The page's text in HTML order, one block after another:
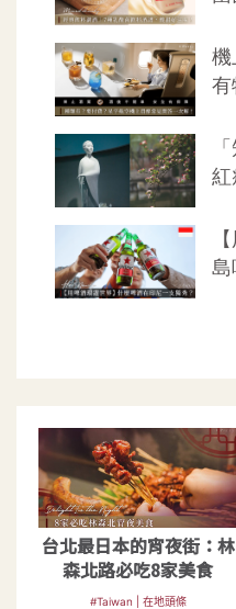
台北最日本的宵夜街：林
森北路必吃8家美食
#Taiwan | 在地頭條